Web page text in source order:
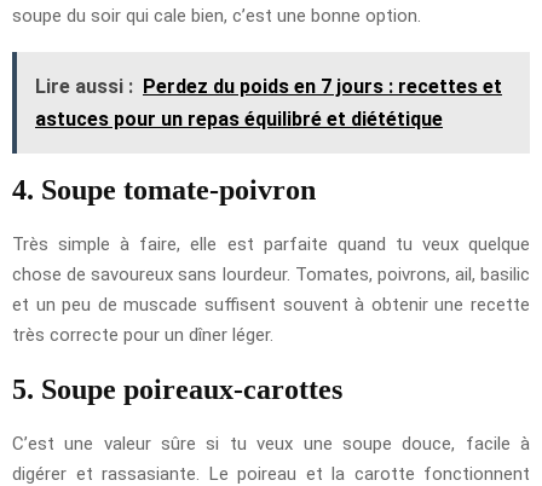
soupe du soir qui cale bien, c’est une bonne option.
Lire aussi : Perdez du poids en 7 jours : recettes et
astuces pour un repas équilibré et diététique
4. Soupe tomate-poivron
Très simple à faire, elle est parfaite quand tu veux quelque
chose de savoureux sans lourdeur. Tomates, poivrons, ail, basilic
et un peu de muscade suffisent souvent à obtenir une recette
très correcte pour un dîner léger.
5. Soupe poireaux-carottes
C’est une valeur sûre si tu veux une soupe douce, facile à
digérer et rassasiante. Le poireau et la carotte fonctionnent